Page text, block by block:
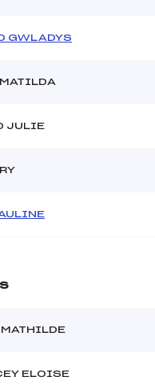
GWLADYS
JULIE
MATHILDE
ELOISE